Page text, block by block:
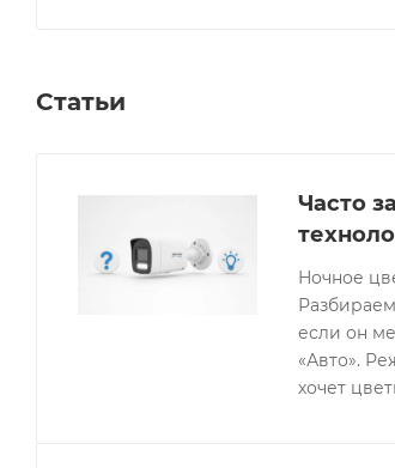
Статьи
Часто
Ночное
если он
«Авто».
хочет